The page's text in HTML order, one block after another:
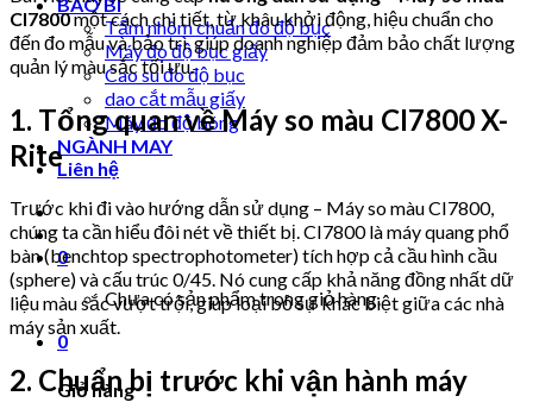
BAO BÌ
Tấm nhôm chuẩn đo độ bục
Máy đo độ bục giấy
Cao su đo độ bục
dao cắt mẫu giấy
Máy đo độ bóng
NGÀNH MAY
Liên hệ
0
Chưa có sản phẩm trong giỏ hàng.
0
Giỏ hàng
CI7800một cách chi tiết, từ khâu khởi động, hiệu chuẩn cho
đến đo mẫu và bảo trì, giúp doanh nghiệp đảm bảo chất lượng
quản lý màu sắc tối ưu.
1. Tổng quan về Máy so màu CI7800 X-
Rite
Trước khi đi vào hướng dẫn sử dụng – Máy so màu CI7800,
chúng ta cần hiểu đôi nét về thiết bị. CI7800 là máy quang phổ
bàn (benchtop spectrophotometer) tích hợp cả cầu hình cầu
(sphere) và cấu trúc 0/45. Nó cung cấp khả năng đồng nhất dữ
liệu màu sắc vượt trội, giúp loại bỏ sự khác biệt giữa các nhà
máy sản xuất.
2. Chuẩn bị trước khi vận hành máy